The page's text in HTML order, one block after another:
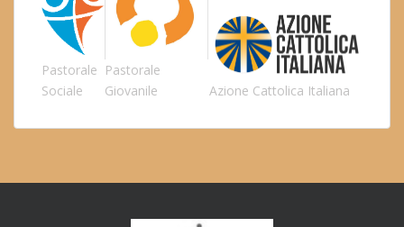
Pastorale
Sociale
Pastorale
Giovanile
Azione Cattolica Italiana